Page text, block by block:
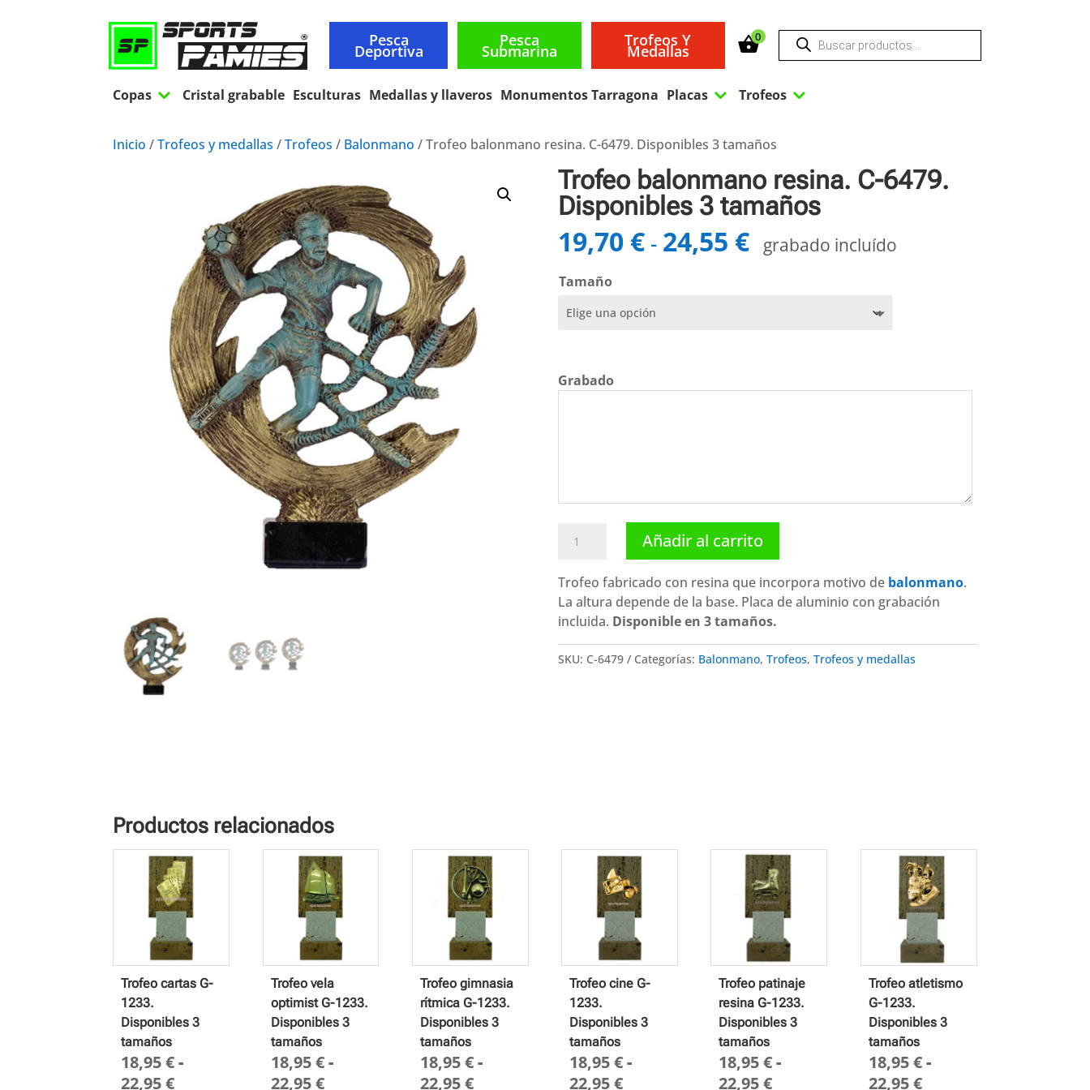
Pesca
Deportiva
Pesca
Submarina
Trofeos Y
Medallas
0 Búsqueda
productos
Copas 3 Cristal grabable Esculturas Medallas y llaveros Monumentos Tarragona Placas 3 Trofeos 3
Inicio /Trofeos y medallas /Trofeos / Balonmano / Trofeo balonmano resina. C-6479. Disponibles 3 tamaños
Trofeo balonmano resina. C-6479.
Disponibles 3 tamaños
19,70 € - 24,55 €Rango
de
grabado incluído
Tamaño
Grabado
balonmano
C-
6479.
Disponibles
3
tamaños
Añadir al carrito
Trofeo fabricado con resina que incorpora motivo de balonmano.
La altura depende de la base. Placa de aluminio con grabación
incluida. Disponible en 3 tamaños.
SKU: C-6479 Categorías: Balonmano, Trofeos, Trofeos y medallas
Productos relacionados
Trofeo cartas G-
1233.
Disponibles 3
tamaños
18,95€ -
22,95€Rango
Trofeo vela
optimist G-1233.
Disponibles 3
tamaños
18,95€-
22,95€Rango
Trofeo gimnasia
rítmica G-1233.
Disponibles 3
tamaños
18,95€-
22,95€Rango
Trofeo cine G-
1233.
Disponibles 3
tamaños
18,95€-
22,95€Rango
Trofeo patinaje
resina G-1233.
Disponibles 3
tamaños
18,95€ -
22,95€Rango
Trofeo atletismo
G-1233.
Disponibles 3
tamaños
18,95€-
22,95€Rango